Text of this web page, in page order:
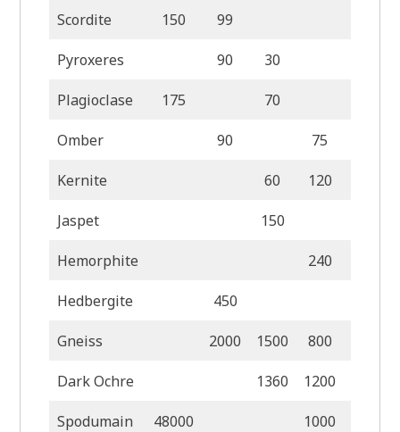
Scordite 150 99
Pyroxeres 90 30
Plagioclase 175 70
Omber 90 75
Kernite 60 120
Jaspet 150
Hemorphite 240
Hedbergite 450
Gneiss 2000 1500 800
Dark Ochre 1360 1200
Spodumain 48000 1000